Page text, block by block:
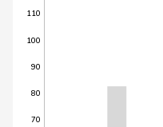
70
80
90
100
110